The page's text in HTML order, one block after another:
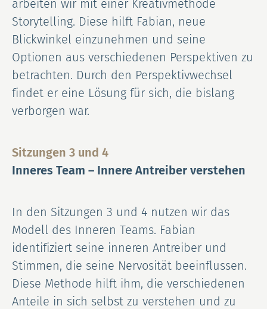
arbeiten wir mit einer Kreativmethode
Storytelling. Diese hilft Fabian, neue
Blickwinkel einzunehmen und seine
Optionen aus verschiedenen Perspektiven zu
betrachten. Durch den Perspektivwechsel
findet er eine Lösung für sich, die bislang
verborgen war.
Sitzungen 3 und 4
Inneres Team – Innere Antreiber verstehen
In den Sitzungen 3 und 4 nutzen wir das
Modell des Inneren Teams. Fabian
identifiziert seine inneren Antreiber und
Stimmen, die seine Nervosität beeinflussen.
Diese Methode hilft ihm, die verschiedenen
Anteile in sich selbst zu verstehen und zu